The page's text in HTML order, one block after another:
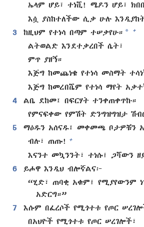
ኤላም ሆይ፣ ተነሺ! ሜዶን ሆይ፣
እሷ ያስከተለችው ሲቃ ሁሉ
3 ከዚህም የተነሳ በጣም ተሠቃየሁ። * +
ልትወልድ እንደተቃረበች ሴት፣
ምጥ ያዘኝ።
እጅግ ከመጨነቄ የተነሳ መስማት
እጅግ ከመረበሼም የተነሳ ማየት
4
ልቤ ደከመ፤ በፍርሃት ተንቀጠቀጥኩ።
የምናፍቀው የምሽት ድንግዝግዝታ
5
ማዕዱን አሰናዱ፤ መቀመጫ ቦታዎቹን
ብሉ፣ ጠጡ!
+
እናንተ መኳንንት፣ ተነሱ፤ ጋሻውን
6
ይሖዋ እንዲህ ብሎኛልና፦
“ሂድ፣ ጠባቂ አቁም፤ የሚያየውንም
አድርግ።”
7
እሱም በፈረሶች የሚጎተቱ የጦር
በአህዮች የሚጎተቱ የጦር ሠረገሎች፣